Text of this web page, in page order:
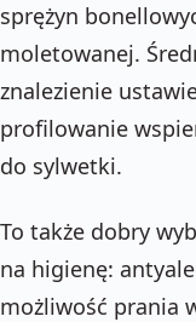
sprężyn
moletowanej.
znalezienie
profilowanie
do sylwetki.
To także dobry
na higienę:
możliwość prania